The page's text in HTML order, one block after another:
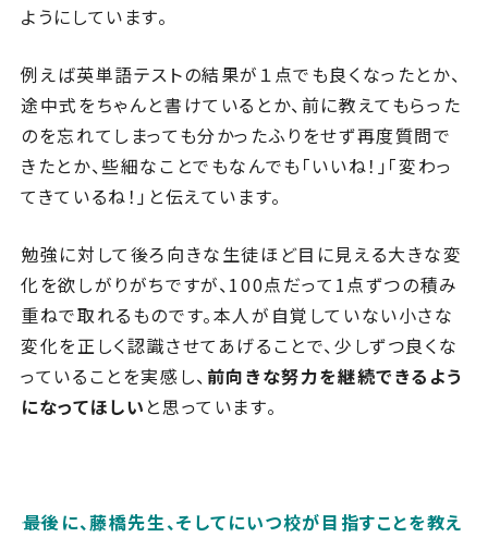
ようにしています。
例えば英単語テストの結果が１点でも良くなったとか、
途中式をちゃんと書けているとか、前に教えてもらった
のを忘れてしまっても分かったふりをせず再度質問で
きたとか、些細なことでもなんでも「いいね！」「変わっ
てきているね！」と伝えています。
勉強に対して後ろ向きな生徒ほど目に見える大きな変
化を欲しがりがちですが、100点だって1点ずつの積み
重ねで取れるものです。本人が自覚していない小さな
変化を正しく認識させてあげることで、少しずつ良くな
っていることを実感し、 前向きな努力を継続できるよう
になってほしい と思っています。
――最後に、藤橋先生、そしてにいつ校が目指すことを教え